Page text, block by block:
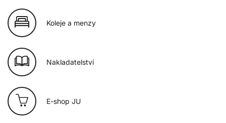
Koleje a menzy
Nakladatelství
E-shop JU